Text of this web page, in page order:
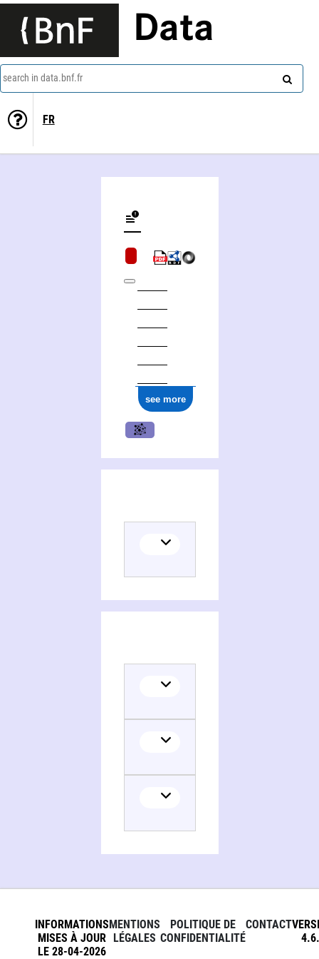
Data
search in data.bnf.fr
FR
see more
INFORMATIONS
MISES À JOUR
LE 28-04-2026
MENTIONS
LÉGALES
POLITIQUE DE
CONFIDENTIALITÉ
CONTACT